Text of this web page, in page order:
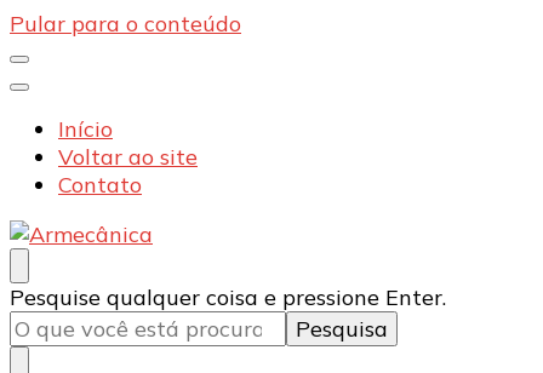
Pular para o conteúdo
Início
Voltar ao site
Contato
Armecânica
Blog
Procurando
algo?
Pesquise qualquer coisa e pressione Enter.